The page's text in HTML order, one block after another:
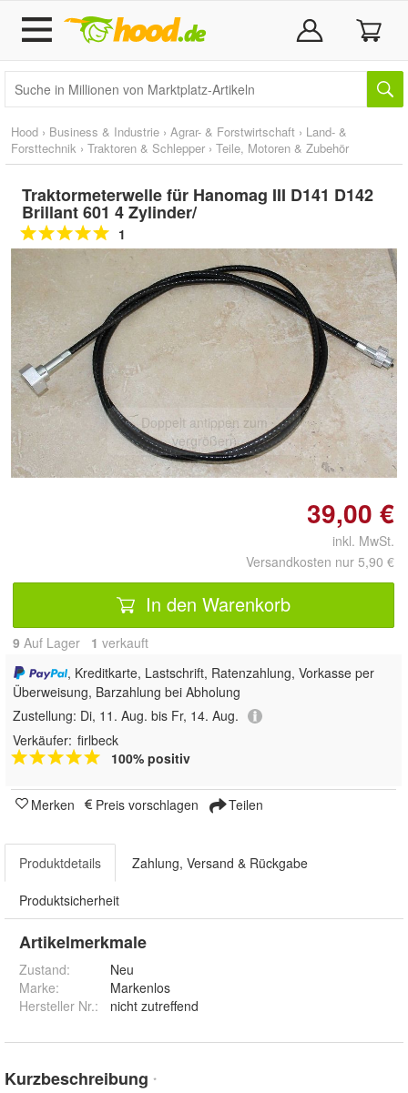
Hood › Business & Industrie › Agrar- & Forstwirtschaft › Land- &
Forsttechnik › Traktoren & Schlepper › Teile, Motoren & Zubehör
Traktormeterwelle für Hanomag III D141 D142
Brillant 601 4 Zylinder/
1
Doppelt antippen zum
vergrößern
39,00 €
inkl. MwSt.
Versandkosten nur 5,90 €
In den Warenkorb
9 Auf Lager 1 verkauft
, Kreditkarte, Lastschrift, Ratenzahlung, Vorkasse per
Überweisung, Barzahlung bei Abholung
Zustellung: Di, 11. Aug. bis Fr, 14. Aug.
Verkäufer: firlbeck
100% positiv
Merken Preis vorschlagen Teilen
Produktdetails Zahlung, Versand & Rückgabe
Produktsicherheit
Artikelmerkmale
Zustand:
Neu
Marke:
Markenlos
Hersteller Nr.:
nicht zutreffend
Kurzbeschreibung *